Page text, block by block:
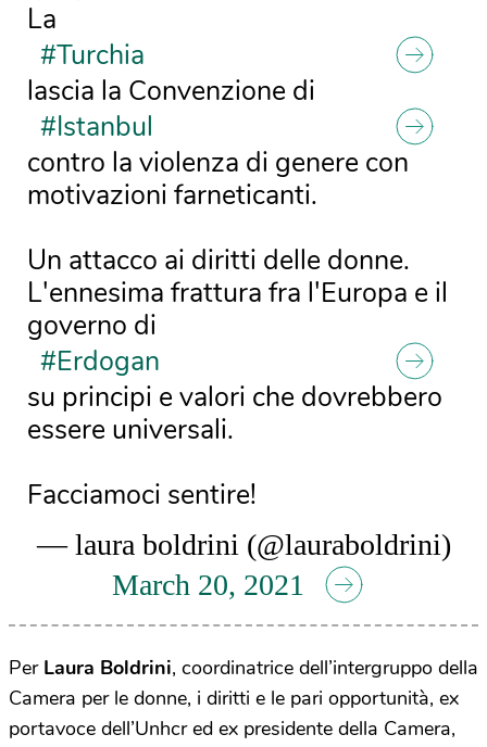
La
#Turchia
lascia la Convenzione di
#Istanbul
contro la violenza di genere con
motivazioni farneticanti.
Un attacco ai diritti delle donne.
L'ennesima frattura fra l'Europa e il
governo di
#Erdogan
su principi e valori che dovrebbero
essere universali.
Facciamoci sentire!
— laura boldrini (@lauraboldrini)
March 20, 2021
Per Laura Boldrini, coordinatrice dell’intergruppo della
Camera per le donne, i diritti e le pari opportunità, ex
portavoce dell’Unhcr ed ex presidente della Camera,